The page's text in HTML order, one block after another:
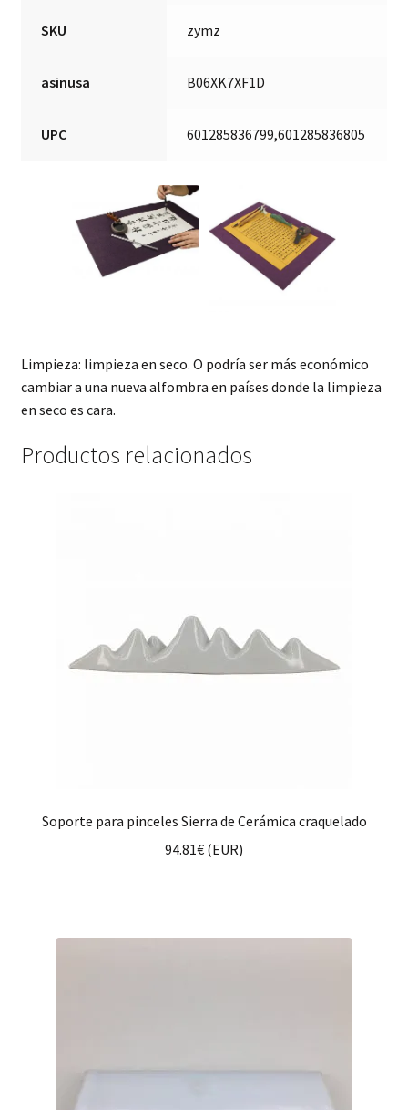
SKU zymz
asinusa B06XK7XF1D
UPC 601285836799,601285836805
Limpieza: limpieza en seco. O podría ser más económico
cambiar a una nueva alfombra en países donde la limpieza
en seco es cara.
Productos relacionados
Soporte para pinceles Sierra de Cerámica craquelado
94.81€ (EUR)